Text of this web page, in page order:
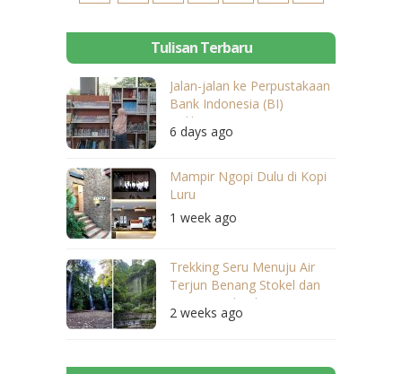
Tulisan Terbaru
Jalan-jalan ke Perpustakaan
Bank Indonesia (BI)
Balikpapan
6 days ago
Mampir Ngopi Dulu di Kopi
Luru
1 week ago
Trekking Seru Menuju Air
Terjun Benang Stokel dan
Benang Kelambu
2 weeks ago